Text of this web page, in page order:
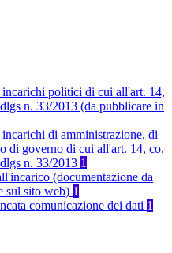
politici di cui all'art. 14,
n. 33/2013 (da pubblicare in
di amministrazione, di
di governo di cui all'art. 14, co.
n. 33/2013 1
(documentazione da
sul sito web) 1
comunicazione dei dati 1